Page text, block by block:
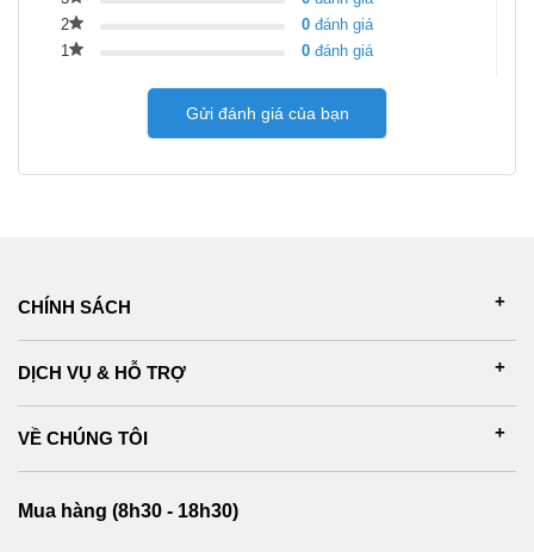
2
0 đánh giá
1
0 đánh giá
Gửi đánh giá của bạn
CHÍNH SÁCH
DỊCH VỤ & HỖ TRỢ
VỀ CHÚNG TÔI
Mua hàng (8h30 - 18h30)